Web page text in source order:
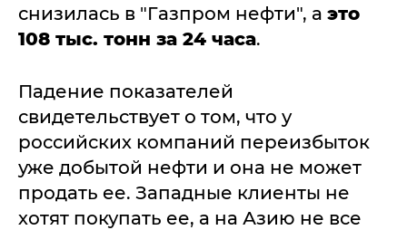
снизилась в "Газпром нефти", а это
108 тыс. тонн за 24 часа.
Падение показателей
свидетельствует о том, что у
российских компаний переизбыток
уже добытой нефти и она не может
продать ее. Западные клиенты не
хотят покупать ее, а на Азию не все